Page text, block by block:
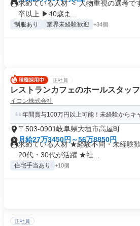
求めている人材 ＜ 人物重視の選考で
卒以上 ▶40歳ま...
制服あり 業界未経験歓迎 +34個
正社員
レストランカフェのホールスタッフ
イコン株式会社
年間賞与100万円以上可能！未経験から
〒503-0901岐阜県大垣市高屋町
月給27万3450円～56万8850円
求めている人材 ★経験不問・未経験
20代・30代が活躍 ★社...
住宅手当あり +10個
正社員